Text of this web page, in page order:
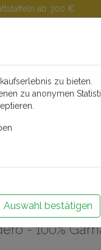
ab 300 €
Weinseminar!
Getränke
- 100%
zu bieten.
zu anonymen
Auswahl bestätigen